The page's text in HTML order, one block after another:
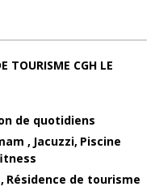
TOURISME CGH LE
de quotidiens
Jacuzzi Piscine
Résidence de tourisme